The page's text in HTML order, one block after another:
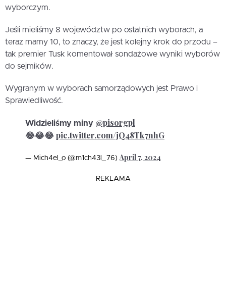
wyborczym.
Jeśli mieliśmy 8 województw po ostatnich wyborach, a
teraz mamy 10, to znaczy, że jest kolejny krok do przodu –
tak premier Tusk komentował sondażowe wyniki wyborów
do sejmików.
Wygranym w wyborach samorządowych jest Prawo i
Sprawiedliwość.
Widzieliśmy miny @pisorgpl
😂😂😂 pic.twitter.com/jQ48Tk7nhG
— Mich4el_o (@m1ch43l_76) April 7, 2024
REKLAMA